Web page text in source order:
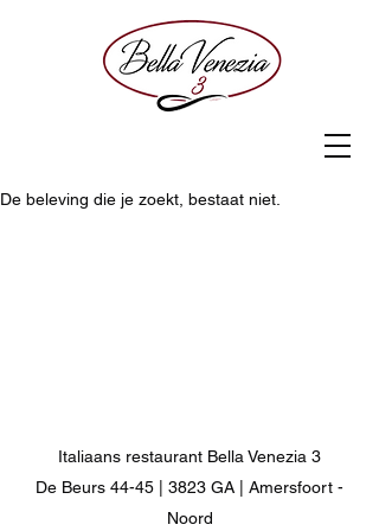
De beleving die je zoekt, bestaat niet.
Italiaans restaurant Bella Venezia 3
De Beurs 44-45 | 3823 GA | Amersfoort -
Noord